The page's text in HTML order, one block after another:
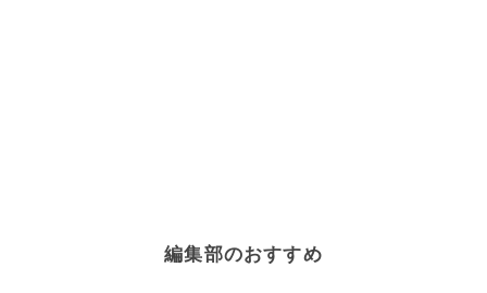
編集部のおすすめ